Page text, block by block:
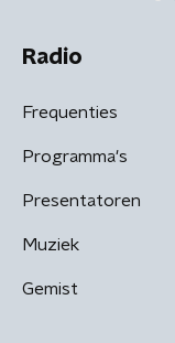
Radio
Frequenties
Programma's
Presentatoren
Muziek
Gemist